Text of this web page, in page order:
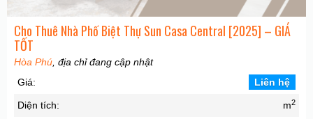
Cho Thuê Nhà Phố Biệt Thự Sun Casa Central [2025] – GIÁ
TỐT
Hòa Phú , địa chỉ đang cập nhật
Giá:
Liên hệ
Diện tích: m2